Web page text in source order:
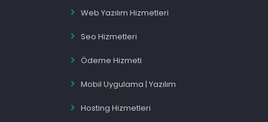
Web Yazılım Hizmetleri
Seo Hizmetleri
Ödeme Hizmeti
Mobil Uygulama | Yazılım
Hosting Hizmetleri